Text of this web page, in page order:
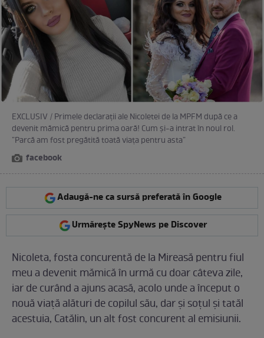
EXCLUSIV / Primele declarații ale Nicoletei de la MPFM după ce a
devenit mămică pentru prima oară! Cum și-a intrat în noul rol.
”Parcă am fost pregătită toată viața pentru asta”
facebook
Adaugă-ne ca sursă preferată în Google
Urmărește SpyNews pe Discover
Nicoleta, fosta concurentă de la Mireasă pentru fiul
meu a devenit mămică în urmă cu doar câteva zile,
iar de curând a ajuns acasă, acolo unde a început o
nouă viață alături de copilul său, dar și soțul și tatăl
acestuia, Catălin, un alt fost concurent al emisiunii.